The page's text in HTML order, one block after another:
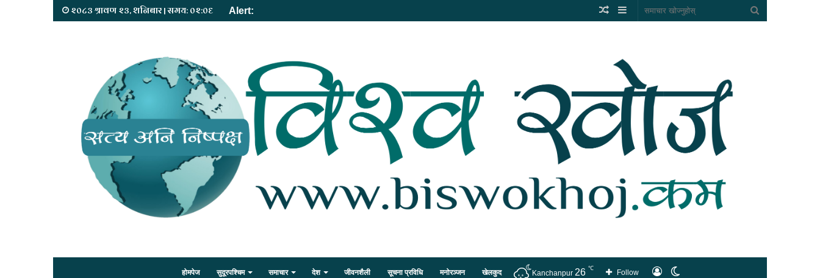
२०८३ श्रावण २३, शनिबार | समय: ०२:०६ Alert: Sidebar
Random
होमपेज सुदूरपश्चिम समाचार देश जीवनशैली सूचना प्रविधि मनोरञ्जन खेलकुद लगइन
Follow
Kanchanpur 26 ℃